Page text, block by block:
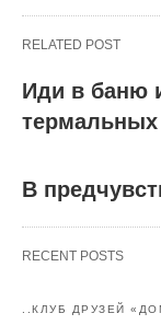
RELATED POST
Иди в баню
В
RECENT POSTS
..КЛУБ ДРУЗЕЙ